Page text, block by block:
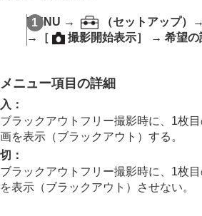
フォーカス機能を使う
露出/測光を調整する
画像に効果を加える
インターバル撮影機能
より高解像の静止画を撮影する
画質や記録形式を設定する
シャッターの設定
サイレントモード設定（静止
MENU → （セットアップ）→
→
［ 撮影開始表示］ → 希望の
メニュー項目の詳細
入 ：
ブラックアウトフリー撮影時に、1枚
画を表示（ブラックアウト）する。
切 ：
ブラックアウトフリー撮影時に、1枚
を表示（ブラックアウト）させない。